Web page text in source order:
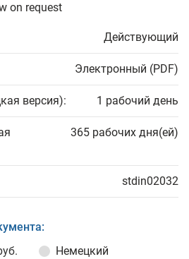
on request
Действующий
Электронный (PDF)
версия): 1 рабочий день
365 рабочих дня(ей)
stdin02032
Немецкий